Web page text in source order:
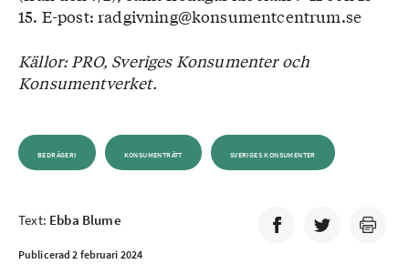
15. E-post: radgivning@konsumentcentrum.se
Källor: PRO, Sveriges Konsumenter och
Konsumentverket.
BEDRÄGERI KONSUMENTRÄTT SVERIGES KONSUMENTER
Text: Ebba Blume
Publicerad 2 februari 2024